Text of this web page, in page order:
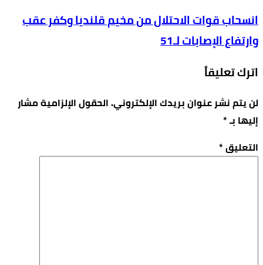
انسحاب قوات الاحتلال من مخيم قلنديا وكفر عقب
وارتفاع الإصابات لـ51
اترك تعليقاً
لن يتم نشر عنوان بريدك الإلكتروني.الحقول الإلزامية مشار
إليها بـ*
التعليق*